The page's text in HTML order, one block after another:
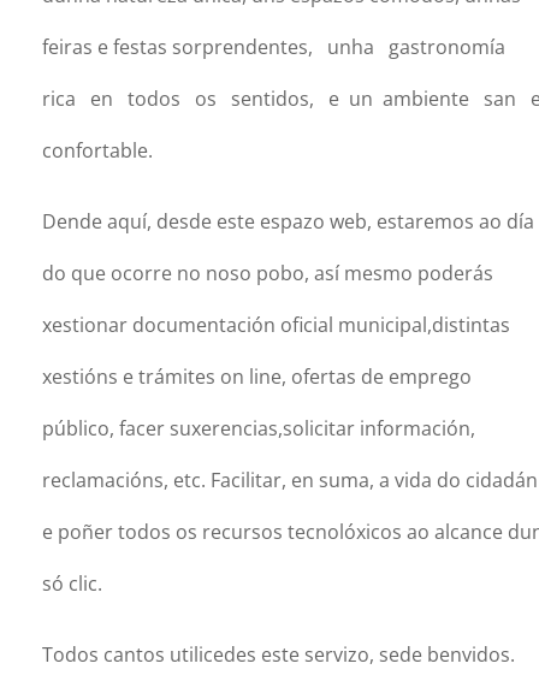
feiras e festas sorprendentes, unha gastronomía
rica en todos os sentidos, e un ambiente san
confortable.
Dende aquí, desde este espazo web, estaremos ao día
do que ocorre no noso pobo, así mesmo poderás
xestionar documentación oficial municipal,distintas
xestións e trámites on line, ofertas de emprego
público, facer suxerencias,solicitar información,
reclamacións, etc. Facilitar, en suma, a vida do cidadán
e poñer todos os recursos tecnolóxicos ao alcance
só clic.
Todos cantos utilicedes este servizo, sede benvidos.